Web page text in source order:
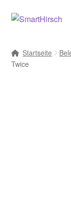
Startseite
Twice